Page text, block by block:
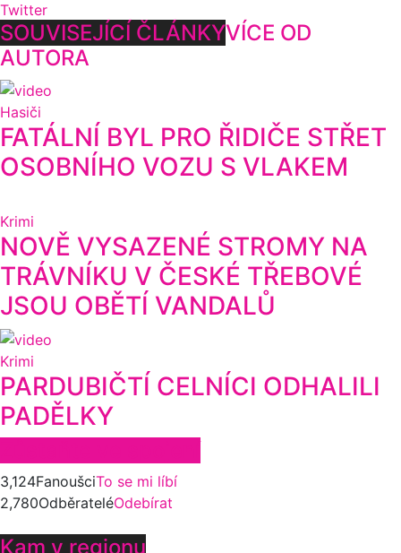
Twitter
SOUVISEJÍCÍ ČLÁNKYVÍCE OD
AUTORA
Hasiči
FATÁLNÍ BYL PRO ŘIDIČE STŘET
OSOBNÍHO VOZU S VLAKEM
Krimi
NOVĚ VYSAZENÉ STROMY NA
TRÁVNÍKU V ČESKÉ TŘEBOVÉ
JSOU OBĚTÍ VANDALŮ
Krimi
PARDUBIČTÍ CELNÍCI ODHALILI
PADĚLKY
3,124FanoušciTo se mi líbí
2,780OdběrateléOdebírat
Kam v regionu